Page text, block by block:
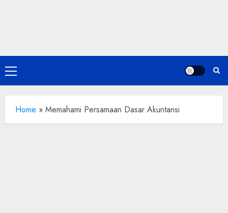
Primary
Menu
Home » Memahami Persamaan Dasar Akuntansi